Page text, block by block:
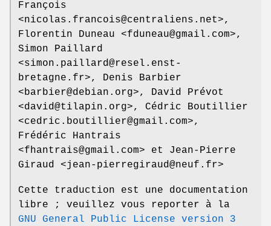
François
<nicolas.francois@centraliens.net>,
Florentin Duneau <fduneau@gmail.com>,
Simon Paillard
<simon.paillard@resel.enst-
bretagne.fr>, Denis Barbier
<barbier@debian.org>, David Prévot
<david@tilapin.org>, Cédric Boutillier
<cedric.boutillier@gmail.com>,
Frédéric Hantrais
<fhantrais@gmail.com> et Jean-Pierre
Giraud <jean-pierregiraud@neuf.fr>
Cette traduction est une documentation
libre ; veuillez vous reporter à la
GNU General Public License version 3